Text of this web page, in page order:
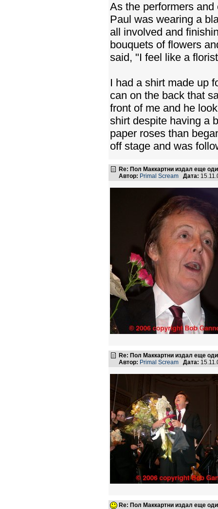
As the performers
Paul was wearing a
all involved and
bouquets of flowers
said, "I feel like a
I had a shirt made up
can on the back that
front of me and he
shirt despite having a
paper roses than
off stage and was
Re: Пол Маккартни издал еще
Автор: Primal Scream Дата:
Re: Пол Маккартни издал еще
Автор: Primal Scream Дата:
Re: Пол Маккартни издал еще